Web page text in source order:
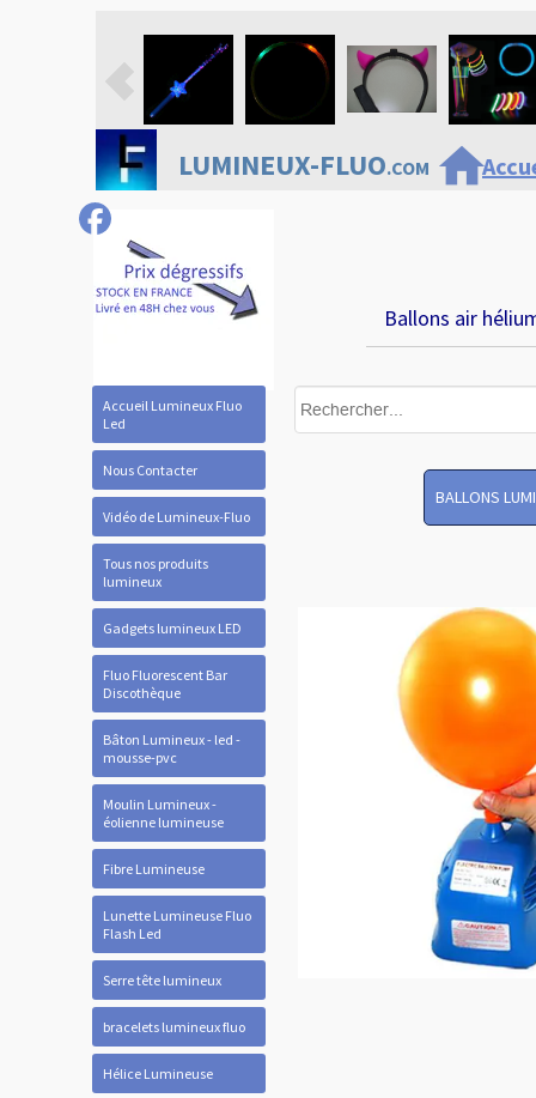
Accueil Lumineux Fluo
Led
Nous Contacter
Vidéo de Lumineux-Fluo
Tous nos produits
lumineux
Gadgets lumineux LED
Fluo Fluorescent Bar
Discothèque
Bâton Lumineux - led -
mousse-pvc
Moulin Lumineux -
éolienne lumineuse
Fibre Lumineuse
Lunette Lumineuse Fluo
Flash Led
Serre tête lumineux
bracelets lumineux fluo
Hélice Lumineuse
LUMINEUX-FLUO.COMhome
Ballons air
BALLONS